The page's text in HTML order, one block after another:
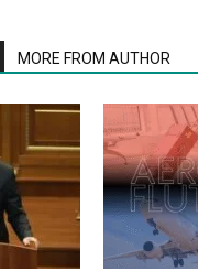
MORE FROM AUTHOR